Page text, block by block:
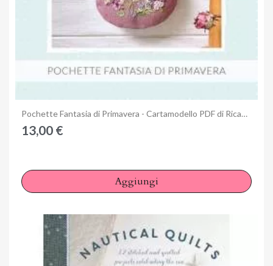
Anteprima Pochette Fantasia di Primavera - Cartamodello PDF di Ricamo Classico
13,00 €
Aggiungi